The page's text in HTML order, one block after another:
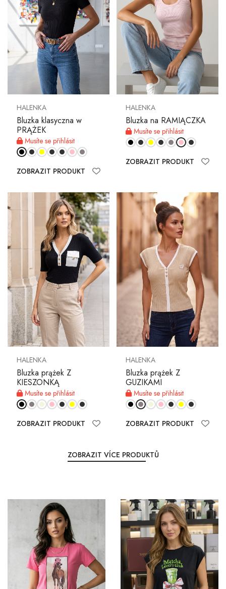
HALENKA
Bluzka klasyczna w
PRĄŻEK
Musíte se přihlásit
ZOBRAZIT PRODUKT
HALENKA
Bluzka na RAMIĄCZKA
Musíte se přihlásit
ZOBRAZIT PRODUKT
HALENKA
Bluzka prążek Z
KIESZONKĄ
Musíte se přihlásit
ZOBRAZIT PRODUKT
HALENKA
Bluzka prążek Z
GUZIKAMI
Musíte se přihlásit
ZOBRAZIT PRODUKT
ZOBRAZIT VÍCE PRODUKTŮ